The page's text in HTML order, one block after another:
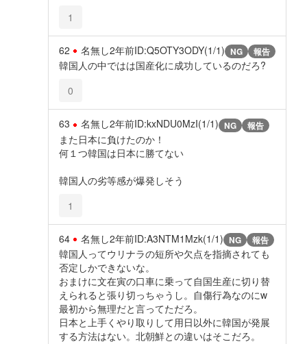
1
62 名無し2年前ID:Q5OTY3ODY(1/1) NG 報告
韓国人の中ではは国産化に成功しているのだろ?
0
63 名無し2年前ID:kxNDU0MzI(1/1) NG 報告
また日本に負けたのか！
何１つ韓国は日本に勝てない
韓国人の劣等感が爆発しそう
1
64 名無し2年前ID:A3NTM1Mzk(1/1) NG 報告
韓国人ってウリナラの短所や欠点を指摘されても
否定しかできないな。
おまけに文在寅の口車に乗って自国生産に切り替
えられると張り切っちゃうし。自傷行為なのにw
最初から無理だと言ってただろ。
日本と上手くやり取りして用日以外に韓国が発展
する方法はない。北朝鮮との違いはそこだろ。